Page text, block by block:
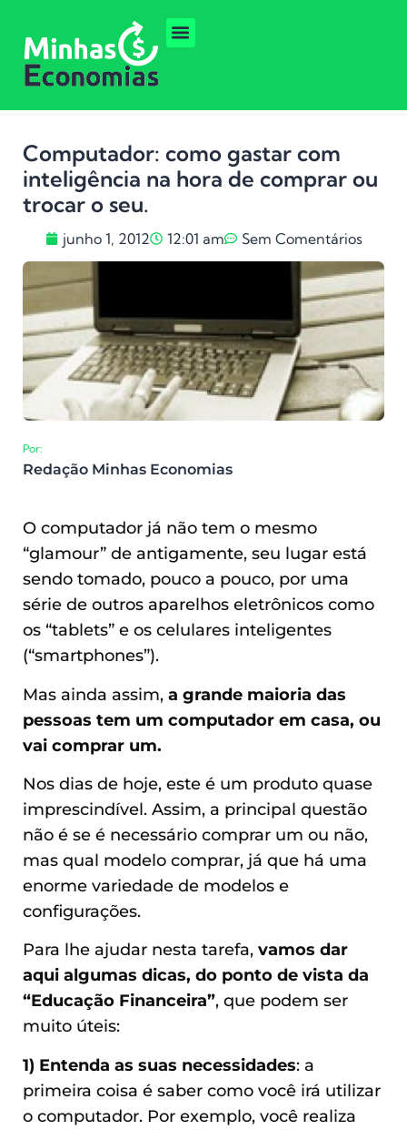
Computador: como gastar com
inteligência na hora de comprar ou
trocar o seu.
junho 1, 2012 12:01 am Sem Comentários
Por:
Redação Minhas Economias
O computador já não tem o mesmo
“glamour” de antigamente, seu lugar está
sendo tomado, pouco a pouco, por uma
série de outros aparelhos eletrônicos como
os “tablets” e os celulares inteligentes
(“smartphones”).
Mas ainda assim, a grande maioria das
pessoas tem um computador em casa, ou
vai comprar um.
Nos dias de hoje, este é um produto quase
imprescindível. Assim, a principal questão
não é se é necessário comprar um ou não,
mas qual modelo comprar, já que há uma
enorme variedade de modelos e
configurações.
Para lhe ajudar nesta tarefa, vamos dar
aqui algumas dicas, do ponto de vista da
“Educação Financeira”, que podem ser
muito úteis:
1) Entenda as suas necessidades: a
primeira coisa é saber como você irá utilizar
o computador. Por exemplo, você realiza